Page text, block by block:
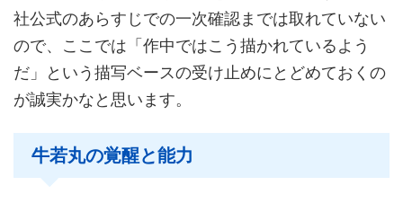
社公式のあらすじでの一次確認までは取れていない
ので、ここでは「作中ではこう描かれているよう
だ」という描写ベースの受け止めにとどめておくの
が誠実かなと思います。
牛若丸の覚醒と能力